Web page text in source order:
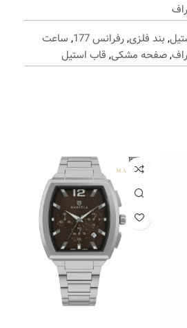
, بند فلزی,رفرانس 177 , ساعت
,صفحه مشکی, قاب استیل